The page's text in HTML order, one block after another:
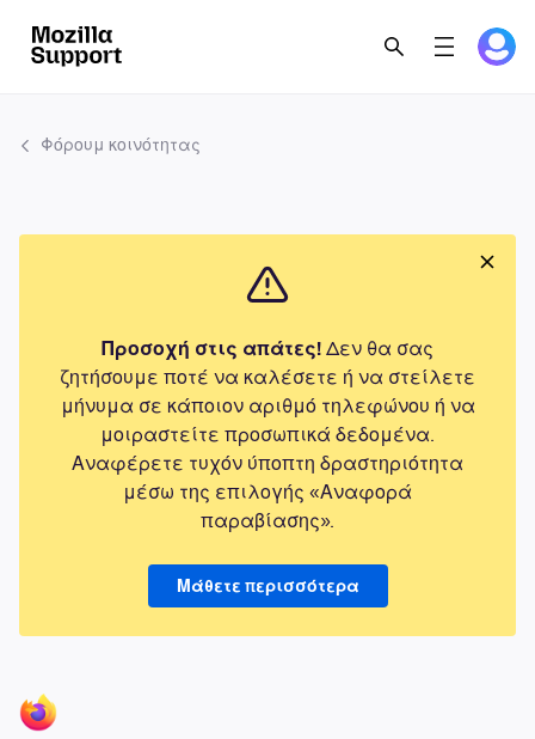
Φόρουμ κοινότητας
Προσοχή στις απάτες! Δεν θα σας
ζητήσουμε ποτέ να καλέσετε ή να στείλετε
μήνυμα σε κάποιον αριθμό τηλεφώνου ή να
μοιραστείτε προσωπικά δεδομένα.
Αναφέρετε τυχόν ύποπτη δραστηριότητα
μέσω της επιλογής «Αναφορά
παραβίασης».
Μάθετε περισσότερα